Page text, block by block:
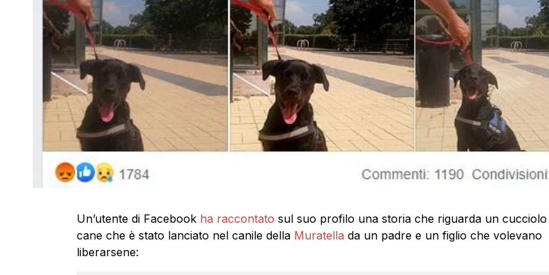
Un’utente di Facebook ha raccontato sul suo profilo una storia che riguarda un cucciolo
cane che è stato lanciato nel canile della Muratella da un padre e un figlio che volevano
liberarsene: